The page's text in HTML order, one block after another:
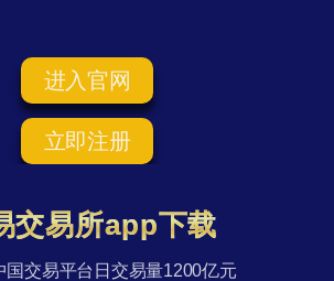
进入官网
立即注册
交易所app下载
国交易平台日交易量1200亿元